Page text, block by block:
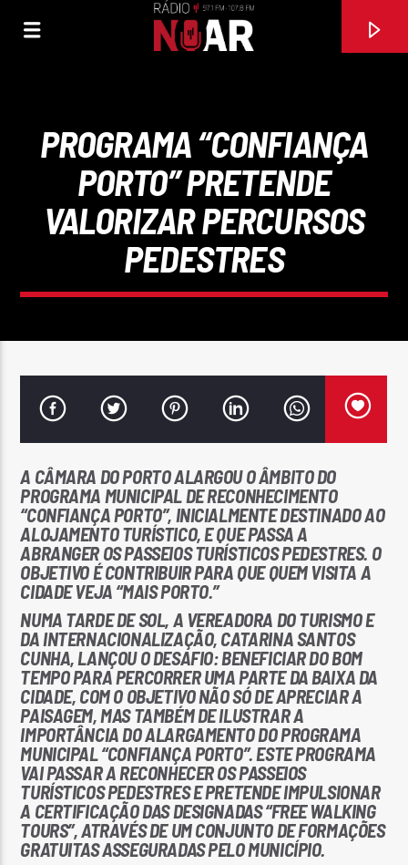
FAIXA ATUAL
97.1FM E 107.8 FM
RÁDIO NOAR
Rádio No ar
PROGRAMA “CONFIANÇA
PORTO” PRETENDE
VALORIZAR PERCURSOS
PEDESTRES
A CÂMARA DO PORTO ALARGOU O ÂMBITO DO
PROGRAMA MUNICIPAL DE RECONHECIMENTO
“CONFIANÇA PORTO”, INICIALMENTE DESTINADO AO
ALOJAMENTO TURÍSTICO, E QUE PASSA A
ABRANGER OS PASSEIOS TURÍSTICOS PEDESTRES. O
OBJETIVO É CONTRIBUIR PARA QUE QUEM VISITA A
CIDADE VEJA “MAIS PORTO.”
NUMA TARDE DE SOL, A VEREADORA DO TURISMO E
DA INTERNACIONALIZAÇÃO, CATARINA SANTOS
CUNHA, LANÇOU O DESAFIO: BENEFICIAR DO BOM
TEMPO PARA PERCORRER UMA PARTE DA BAIXA DA
CIDADE, COM O OBJETIVO NÃO SÓ DE APRECIAR A
PAISAGEM, MAS TAMBÉM DE ILUSTRAR A
IMPORTÂNCIA DO ALARGAMENTO DO PROGRAMA
MUNICIPAL “CONFIANÇA PORTO”. ESTE PROGRAMA
VAI PASSAR A RECONHECER OS PASSEIOS
TURÍSTICOS PEDESTRES E PRETENDE IMPULSIONAR
A CERTIFICAÇÃO DAS DESIGNADAS “FREE WALKING
TOURS”, ATRAVÉS DE UM CONJUNTO DE FORMAÇÕES
GRATUITAS ASSEGURADAS PELO MUNICÍPIO.